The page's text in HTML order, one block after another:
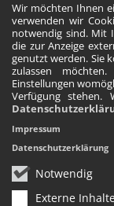
Wir möchten Ihnen
verwenden wir
notwendig sind. Mit
die zur Anzeige
genutzt werden. Sie
zulassen
Einstellungen
Verfügung stehen.
Notwendig
Externe
Impressum
Datenschutzerklärung